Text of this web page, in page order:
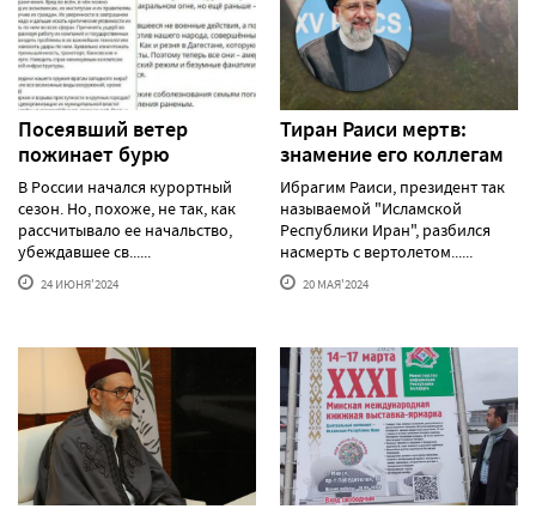
Посеявший ветер
пожинает бурю
В России начался курортный
сезон. Но, похоже, не так, как
рассчитывало ее начальство,
убеждавшее св......
24 ИЮНЯ'2024
Тиран Раиси мертв:
знамение его коллегам
Ибрагим Раиси, президент так
называемой "Исламской
Республики Иран", разбился
насмерть с вертолетом......
20 МАЯ'2024